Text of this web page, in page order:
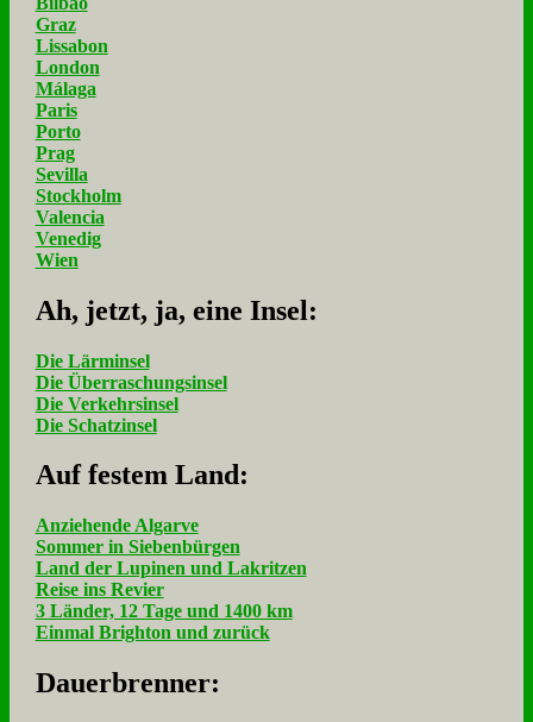
Graz
Lissabon
London
Málaga
Paris
Porto
Prag
Sevilla
Stockholm
Valencia
Venedig
Wien
Ah, jetzt, ja, ei­ne In­sel:
Die Lärminsel
Die Überraschungsinsel
Die Verkehrsinsel
Die Schatzinsel
Auf fe­stem Land:
Anziehende Algarve
Sommer in Siebenbürgen
Land der Lupinen und Lakritzen
Reise ins Revier
3 Länder, 12 Tage und 1400 km
Einmal Brighton und zurück
Dau­er­bren­ner: